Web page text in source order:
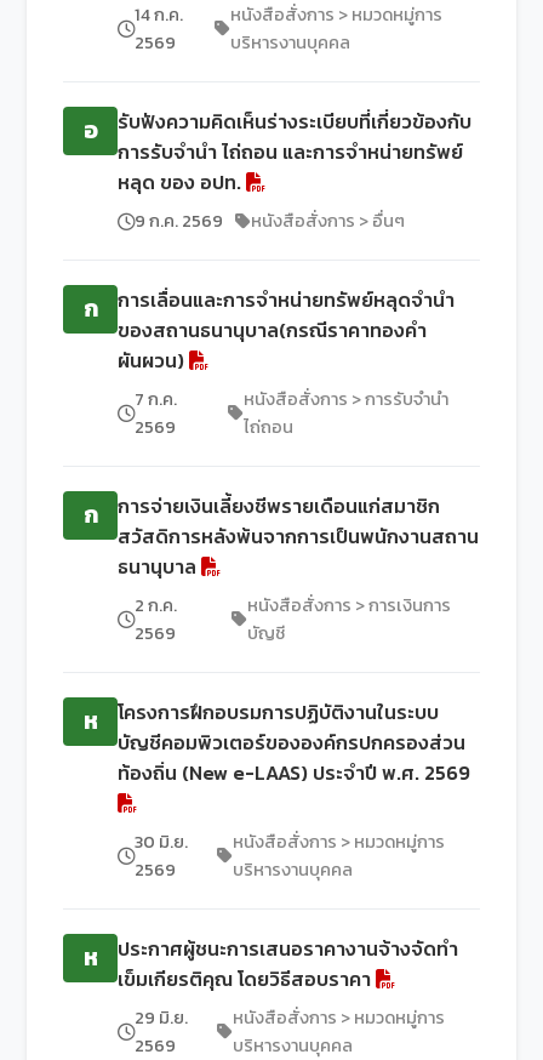
14 ก.ค.
2569
หนังสือสั่งการ > หมวดหมู่การ
บริหารงานบุคคล
อ
รับฟังความคิดเห็นร่างระเบียบที่เกี่ยวข้องกับ
การรับจำนำ ไถ่ถอน และการจำหน่ายทรัพย์
หลุด ของ อปท.
9 ก.ค. 2569 หนังสือสั่งการ > อื่นๆ
ก
การเลื่อนและการจำหน่ายทรัพย์หลุดจำนำ
ของสถานธนานุบาล(กรณีราคาทองคำ
ผันผวน)
7 ก.ค.
2569
หนังสือสั่งการ > การรับจำนำ
ไถ่ถอน
ก
การจ่ายเงินเลี้ยงชีพรายเดือนแก่สมาชิก
สวัสดิการหลังพ้นจากการเป็นพนักงานสถาน
ธนานุบาล
2 ก.ค.
2569
หนังสือสั่งการ > การเงินการ
บัญชี
ห
โครงการฝึกอบรมการปฏิบัติงานในระบบ
บัญชีคอมพิวเตอร์ขององค์กรปกครองส่วน
ท้องถิ่น (New e-LAAS) ประจำปี พ.ศ. 2569
30 มิ.ย.
2569
หนังสือสั่งการ > หมวดหมู่การ
บริหารงานบุคคล
ห
ประกาศผู้ชนะการเสนอราคางานจ้างจัดทำ
เข็มเกียรติคุณ โดยวิธีสอบราคา
29 มิ.ย.
2569
หนังสือสั่งการ > หมวดหมู่การ
บริหารงานบุคคล